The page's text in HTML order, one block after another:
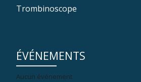
Trombinoscope
ÉVÉNEMENTS
Aucun événement